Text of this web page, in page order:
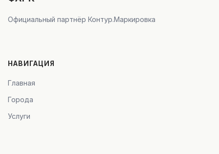
Официальный партнёр Контур.Маркировка
НАВИГАЦИЯ
Главная
Города
Услуги